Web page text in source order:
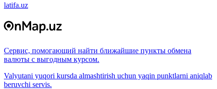
latifa.uz
Сервис, помогающий найти ближайшие пункты обмена
валюты с выгодным курсом.
Valyutani yuqori kursda almashtirish uchun yaqin punktlarni aniqlab
beruvchi servis.